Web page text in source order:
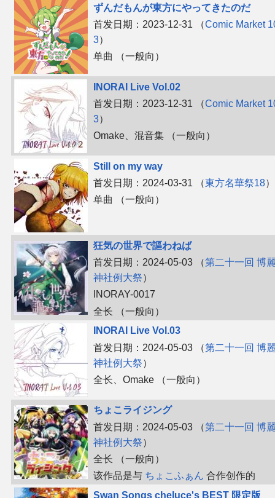
ずんだもんが東方にやってきたのだ
首发日期：2023-12-31 （Comic Market
3）
单曲 （一般向）
INORAI Live Vol.02
首发日期：2023-12-31 （Comic Market
3）
Omake、​混音集 （一般向）
Still on my way
首发日期：2024-03-31 （東方名華祭18）
单曲 （一般向）
狂気の世界で謳わねば
首发日期：2024-05-03 （第二十一回 博
神社例大祭）
INORAY-0017
全长 （一般向）
INORAI Live Vol.03
首发日期：2024-05-03 （第二十一回 博
神社例大祭）
全长、​Omake （一般向）
ちょこライジング
首发日期：2024-05-03 （第二十一回 博
神社例大祭）
全长 （一般向）
该作品是与 ちょこふぁん 合作创作的
Swan Songs cheluce's BEST 限定版